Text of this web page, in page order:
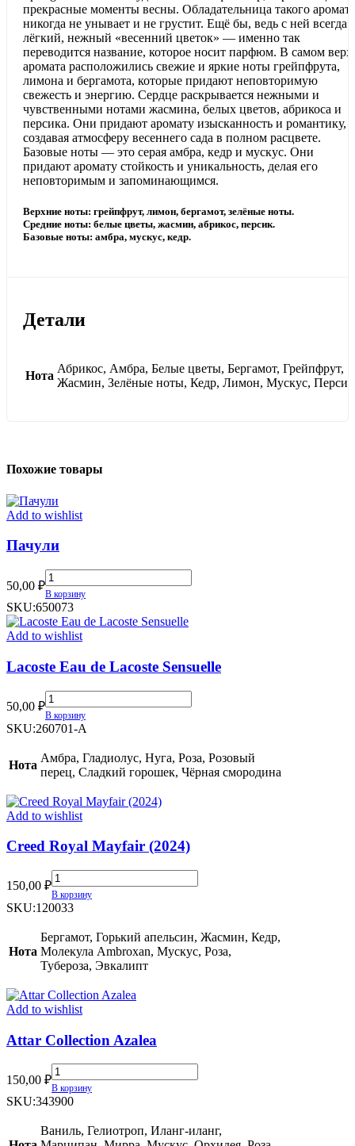
прекрасные моменты весны. Обладательница такого аромата
никогда не унывает и не грустит. Ещё бы, ведь с ней всегда
лёгкий, нежный «весенний цветок» — именно так
переводится название, которое носит парфюм. В самом
аромата расположились свежие и яркие ноты грейпфрута,
лимона и бергамота, которые придают неповторимую
свежесть и энергию. Сердце раскрывается нежными и
чувственными нотами жасмина, белых цветов, абрикоса и
персика. Они придают аромату изысканность и романтику,
создавая атмосферу весеннего сада в полном расцвете.
Базовые ноты — это серая амбра, кедр и мускус. Они
придают аромату стойкость и уникальность, делая его
неповторимым и запоминающимся.
Верхние ноты: грейпфрут, лимон, бергамот, зелёные ноты.
Средние ноты: белые цветы, жасмин, абрикос, персик.
Базовые ноты: амбра, мускус, кедр.
Детали
Нота
Абрикос, Амбра, Белые цветы, Бергамот, Грейпфрут,
Жасмин, Зелёные ноты, Кедр, Лимон, Мускус, Персик
Похожие товары
Add to wishlist
Пачули
50,00 ₽
Пачули
quantity
В корзину
SKU:650073
Add to wishlist
Lacoste Eau de Lacoste Sensuelle
50,00 ₽
Lacoste
Eau
de
Sensuelle
quantity
В корзину
SKU:260701-A
Нота
Амбра, Гладиолус, Нуга, Роза, Розовый
перец, Сладкий горошек, Чёрная смородина
Add to wishlist
Creed Royal Mayfair (2024)
150,00 ₽
Creed
Royal
Mayfair
quantity
В корзину
SKU:120033
Нота
Бергамот, Горький апельсин, Жасмин, Кедр,
Молекула Ambroxan, Мускус, Роза,
Тубероза, Эвкалипт
Add to wishlist
Attar Collection Azalea
150,00 ₽
Attar
Collection
Azalea
В корзину
SKU:343900
Ваниль, Гелиотроп, Иланг-иланг,